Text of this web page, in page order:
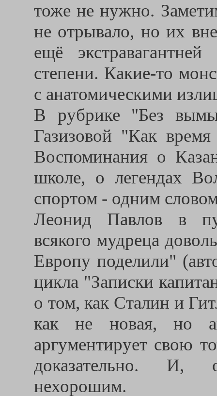
тоже не нужно.
не отрывало, но их
ещё
степени. Какие-то
с анатомическими
В рубрике "Без
Газизовой "Как
Воспоминания о
школе, о легендах
спортом - одним
Леонид Павлов в
всякого мудреца
Европу поделили"
цикла "Записки
о том, как Сталин и
как не новая, но
аргументирует свою
доказательно. И,
нехорошим.